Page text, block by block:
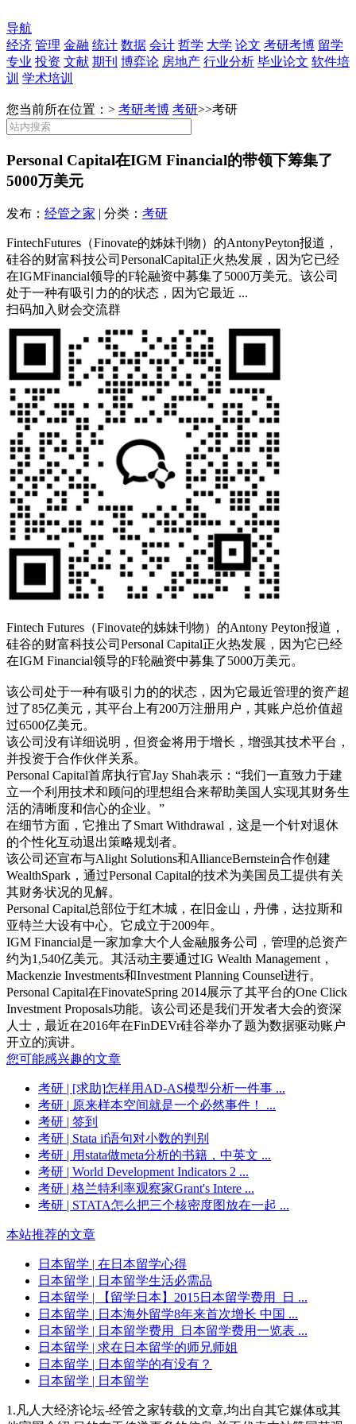
导航
经济 管理 金融 统计 数据 会计 哲学 大学 论文 考研考博 留学
专业 投资 文献 期刊 博弈论 房地产 行业分析 毕业论文 软件培
训 学术培训
您当前所在位置：> 考研考博 考研>>考研
Personal Capital在IGM Financial的带领下筹集了
5000万美元
发布： 经管之家 | 分类： 考研
FintechFutures（Finovate的姊妹刊物）的AntonyPeyton报道，
硅谷的财富科技公司PersonalCapital正火热发展，因为它已经
在IGMFinancial领导的F轮融资中募集了5000万美元。该公司
处于一种有吸引力的的状态，因为它最近 ...
扫码加入财会交流群
Fintech Futures（Finovate的姊妹刊物）的Antony Peyton报道，
硅谷的财富科技公司Personal Capital正火热发展，因为它已经
在IGM Financial领导的F轮融资中募集了5000万美元。
该公司处于一种有吸引力的的状态，因为它最近管理的资产超
过了85亿美元，其平台上有200万注册用户，其账户总价值超
过6500亿美元。
该公司没有详细说明，但资金将用于增长，增强其技术平台，
并投资于合作伙伴关系。
Personal Capital首席执行官Jay Shah表示：“我们一直致力于建
立一个利用技术和顾问的理想组合来帮助美国人实现其财务生
活的清晰度和信心的企业。”
在细节方面，它推出了Smart Withdrawal，这是一个针对退休
的个性化互动退出策略规划者。
该公司还宣布与Alight Solutions和AllianceBernstein合作创建
WealthSpark，通过Personal Capital的技术为美国员工提供有关
其财务状况的见解。
Personal Capital总部位于红木城，在旧金山，丹佛，达拉斯和
亚特兰大设有中心。它成立于2009年。
IGM Financial是一家加拿大个人金融服务公司，管理的总资产
约为1,540亿美元。其活动主要通过IG Wealth Management，
Mackenzie Investments和Investment Planning Counsel进行。
Personal Capital在FinovateSpring 2014展示了其平台的One Click
Investment Proposals功能。该公司还是我们开发者大会的资深
人士，最近在2016年在FinDEVr硅谷举办了题为数据驱动账户
开立的演讲。
您可能感兴趣的文章
考研 | [求助]怎样用AD-AS模型分析一件事 ...
考研 | 原来样本空间就是一个必然事件！ ...
考研 | 签到
考研 | Stata if语句对小数的判别
考研 | 用stata做meta分析的书籍，中英文 ...
考研 | World Development Indicators 2 ...
考研 | 格兰特利率观察家Grant's Intere ...
考研 | STATA怎么把三个核密度图放在一起 ...
本站推荐的文章
日本留学 | 在日本留学心得
日本留学 | 日本留学生活必需品
日本留学 | 【留学日本】2015日本留学费用_日 ...
日本留学 | 日本海外留学8年来首次增长 中国 ...
日本留学 | 日本留学费用_日本留学费用一览表 ...
日本留学 | 求在日本留学的师兄师姐
日本留学 | 日本留学的有没有？
日本留学 | 日本留学
1.凡人大经济论坛-经管之家转载的文章,均出自其它媒体或其